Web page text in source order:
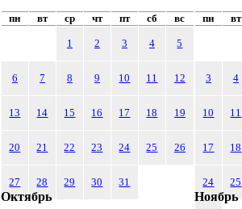
пн вт ср чт пт сб вс
1 2 3 4 5
6 7 8 9 10 11 12
13 14 15 16 17 18 19
20 21 22 23 24 25 26
27 28 29 30 31
пн вт
3 4
10 11
17 18
24 25
Октябрь Ноябрь